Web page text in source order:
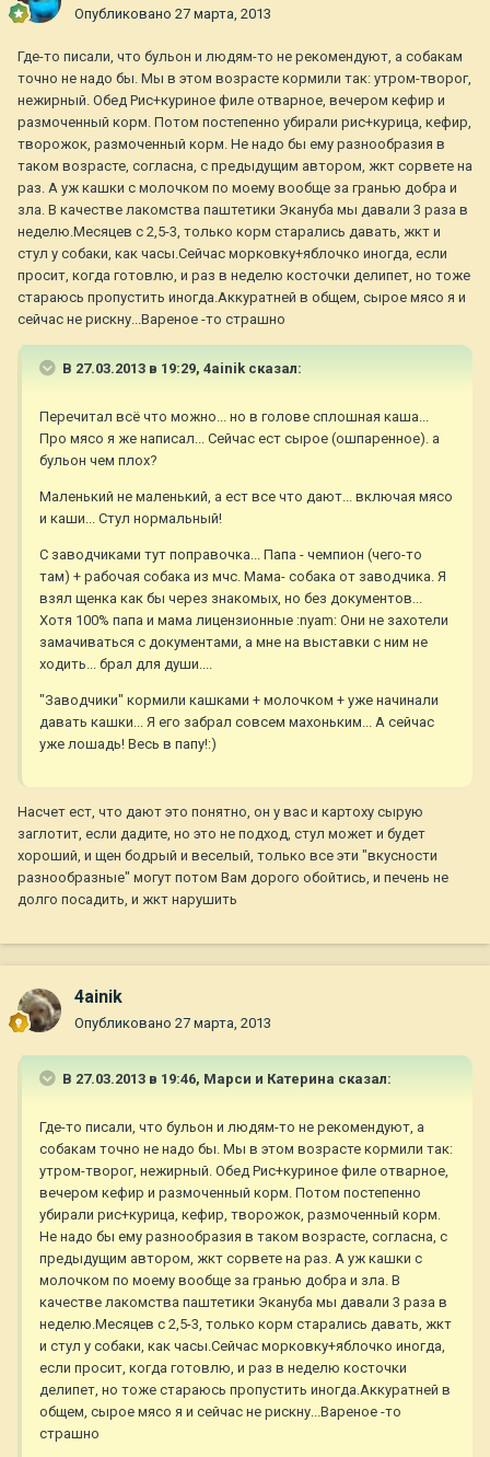
Опубликовано 27 марта, 2013
Где-то писали, что бульон и людям-то не рекомендуют, а собакам
точно не надо бы. Мы в этом возрасте кормили так: утром-творог,
нежирный. Обед Рис+куриное филе отварное, вечером кефир и
размоченный корм. Потом постепенно убирали рис+курица, кефир,
творожок, размоченный корм. Не надо бы ему разнообразия в
таком возрасте, согласна, с предыдущим автором, жкт сорвете на
раз. А уж кашки с молочком по моему вообще за гранью добра и
зла. В качестве лакомства паштетики Экануба мы давали 3 раза в
неделю.Месяцев с 2,5-3, только корм старались давать, жкт и
стул у собаки, как часы.Сейчас морковку+яблочко иногда, если
просит, когда готовлю, и раз в неделю косточки делипет, но тоже
стараюсь пропустить иногда.Аккуратней в общем, сырое мясо я и
сейчас не рискну...Вареное -то страшно
В 27.03.2013 в 19:29, 4ainik сказал:
Перечитал всё что можно... но в голове сплошная каша...
Про мясо я же написал... Сейчас ест сырое (ошпаренное). а
бульон чем плох?
Маленький не маленький, а ест все что дают... включая мясо
и каши... Стул нормальный!
С заводчиками тут поправочка... Папа - чемпион (чего-то
там) + рабочая собака из мчс. Мама- собака от заводчика. Я
взял щенка как бы через знакомых, но без документов...
Хотя 100% папа и мама лицензионные :nyam: Они не захотели
замачиваться с документами, а мне на выставки с ним не
ходить... брал для души....
"Заводчики" кормили кашками + молочком + уже начинали
давать кашки... Я его забрал совсем махоньким... А сейчас
уже лошадь! Весь в папу!:)
Насчет ест, что дают это понятно, он у вас и картоху сырую
заглотит, если дадите, но это не подход, стул может и будет
хороший, и щен бодрый и веселый, только все эти "вкусности
разнообразные" могут потом Вам дорого обойтись, и печень не
долго посадить, и жкт нарушить
4ainik
Опубликовано 27 марта, 2013
В 27.03.2013 в 19:46, Марси и Катерина сказал:
Где-то писали, что бульон и людям-то не рекомендуют, а
собакам точно не надо бы. Мы в этом возрасте кормили так:
утром-творог, нежирный. Обед Рис+куриное филе отварное,
вечером кефир и размоченный корм. Потом постепенно
убирали рис+курица, кефир, творожок, размоченный корм.
Не надо бы ему разнообразия в таком возрасте, согласна, с
предыдущим автором, жкт сорвете на раз. А уж кашки с
молочком по моему вообще за гранью добра и зла. В
качестве лакомства паштетики Экануба мы давали 3 раза в
неделю.Месяцев с 2,5-3, только корм старались давать, жкт
и стул у собаки, как часы.Сейчас морковку+яблочко иногда,
если просит, когда готовлю, и раз в неделю косточки
делипет, но тоже стараюсь пропустить иногда.Аккуратней в
общем, сырое мясо я и сейчас не рискну...Вареное -то
страшно